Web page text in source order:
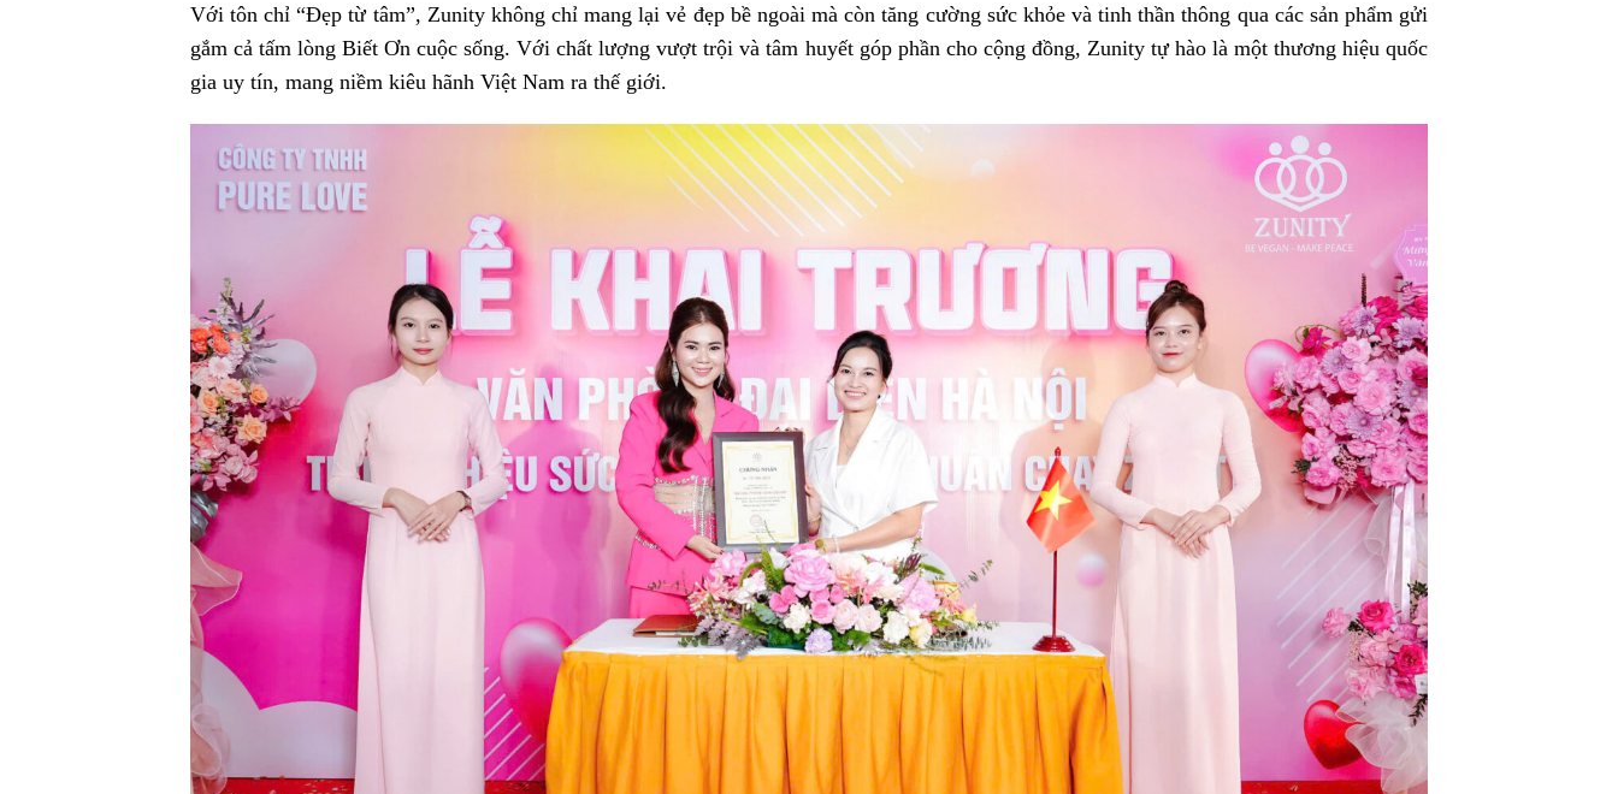
Với tôn chỉ “Đẹp từ tâm”, Zunity không chỉ mang lại vẻ đẹp bề ngoài mà còn tăng cường sức khỏe và tinh thần thông qua các sản phẩm gửi
gắm cả tấm lòng Biết Ơn cuộc sống. Với chất lượng vượt trội và tâm huyết góp phần cho cộng đồng, Zunity tự hào là một thương hiệu quốc
gia uy tín, mang niềm kiêu hãnh Việt Nam ra thế giới.